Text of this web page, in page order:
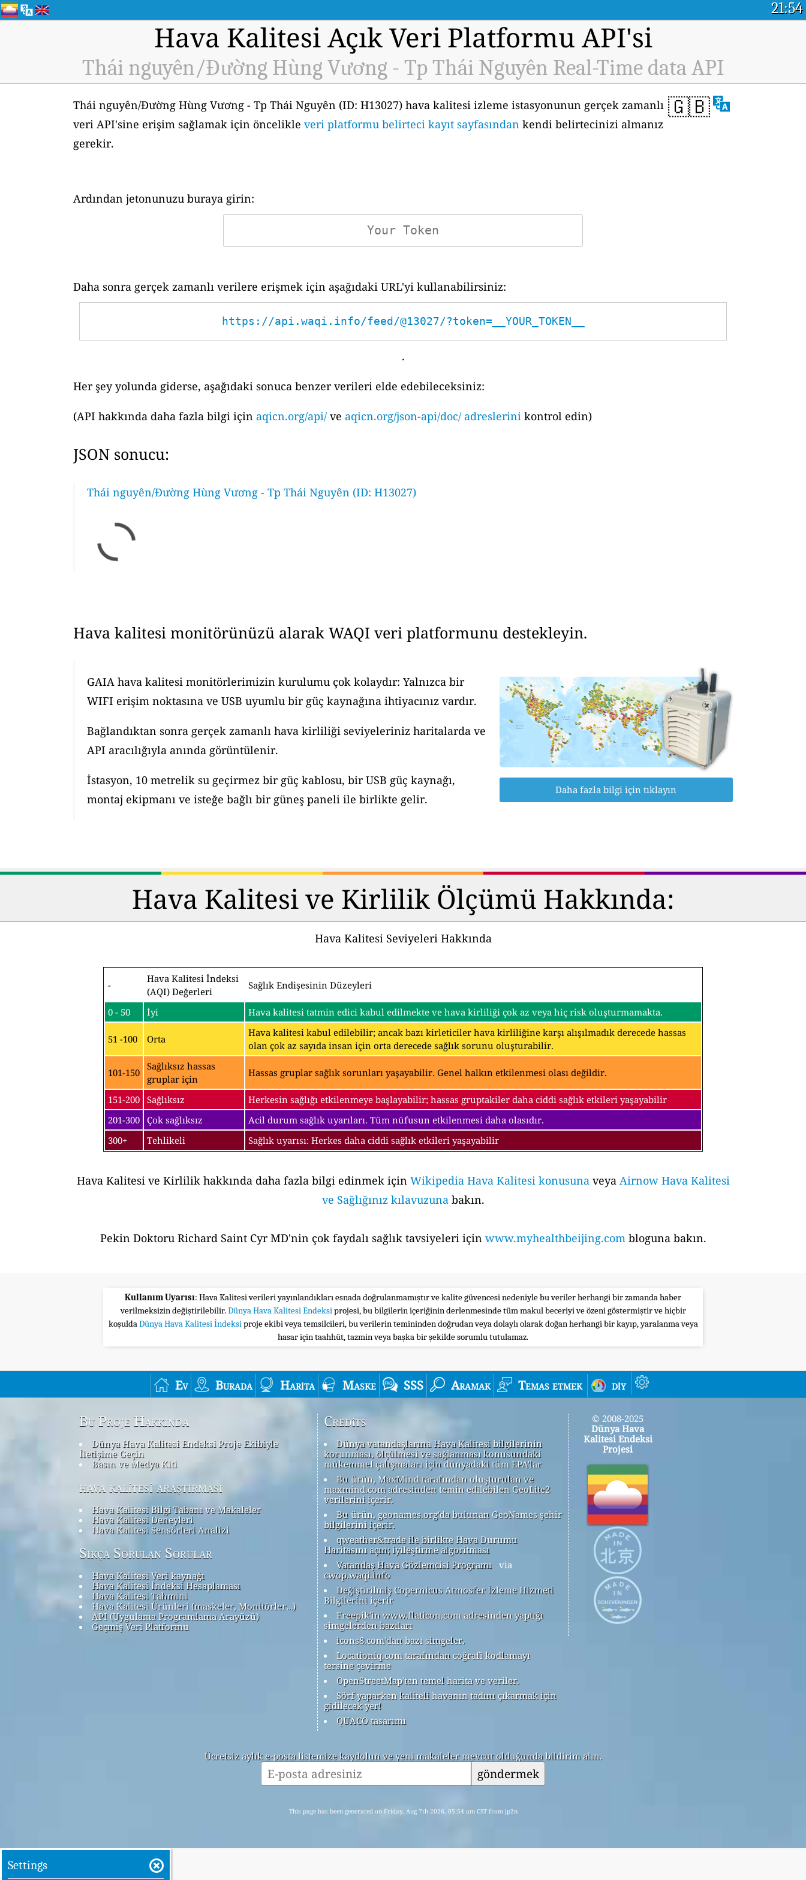
21:54
Hava Kalitesi Açık Veri Platformu API'si
Thái nguyên/Đường Hùng Vương - Tp Thái Nguyên Real-Time data API
🇬🇧
Thái nguyên/Đường Hùng Vương - Tp Thái Nguyên (ID: H13027) hava kalitesi izleme istasyonunun gerçek zamanlı
veri API'sine erişim sağlamak için öncelikle veri platformu belirteci kayıt sayfasından kendi belirtecinizi almanız
gerekir.
Ardından jetonunuzu buraya girin:
Daha sonra gerçek zamanlı verilere erişmek için aşağıdaki URL'yi kullanabilirsiniz:
https://api.waqi.info/feed/@13027/?token=__YOUR_TOKEN__
.
Her şey yolunda giderse, aşağıdaki sonuca benzer verileri elde edebileceksiniz:
(API hakkında daha fazla bilgi için aqicn.org/api/ ve aqicn.org/json-api/doc/ adreslerini kontrol edin)
JSON sonucu:
Thái nguyên/Đường Hùng Vương - Tp Thái Nguyên (ID: H13027)
Hava kalitesi monitörünüzü alarak WAQI veri platformunu destekleyin.
GAIA hava kalitesi monitörlerimizin kurulumu çok kolaydır: Yalnızca bir
WIFI erişim noktasına ve USB uyumlu bir güç kaynağına ihtiyacınız vardır.
Bağlandıktan sonra gerçek zamanlı hava kirliliği seviyeleriniz haritalarda ve
API aracılığıyla anında görüntülenir.
İstasyon, 10 metrelik su geçirmez bir güç kablosu, bir USB güç kaynağı,
montaj ekipmanı ve isteğe bağlı bir güneş paneli ile birlikte gelir.
Daha fazla bilgi için tıklayın
Hava Kalitesi ve Kirlilik Ölçümü Hakkında:
Hava Kalitesi Seviyeleri Hakkında
-
Hava Kalitesi İndeksi
(AQI) Değerleri
Sağlık Endişesinin Düzeyleri
0 - 50 İyi Hava kalitesi tatmin edici kabul edilmekte ve hava kirliliği çok az veya hiç risk oluşturmamakta.
51 -100 Orta
Hava kalitesi kabul edilebilir; ancak bazı kirleticiler hava kirliliğine karşı alışılmadık derecede hassas
olan çok az sayıda insan için orta derecede sağlık sorunu oluşturabilir.
101-150
Sağlıksız hassas
gruplar için
Hassas gruplar sağlık sorunları yaşayabilir. Genel halkın etkilenmesi olası değildir.
151-200 Sağlıksız
Herkesin sağlığı etkilenmeye başlayabilir; hassas gruptakiler daha ciddi sağlık etkileri yaşayabilir
201-300 Çok sağlıksız
Acil durum sağlık uyarıları. Tüm nüfusun etkilenmesi daha olasıdır.
300+
Tehlikeli Sağlık uyarısı: Herkes daha ciddi sağlık etkileri yaşayabilir
Hava Kalitesi ve Kirlilik hakkında daha fazla bilgi edinmek için Wikipedia Hava Kalitesi konusunaveya Airnow Hava Kalitesi
ve Sağlığınız kılavuzunabakın.
Pekin Doktoru Richard Saint Cyr MD'nin çok faydalı sağlık tavsiyeleri için www.myhealthbeijing.combloguna bakın.
Kullanım Uyarısı: Hava Kalitesi verileri yayınlandıkları esnada doğrulanmamıştır ve kalite güvencesi nedeniyle bu veriler herhangi bir zamanda haber
verilmeksizin değiştirilebilir.Dünya Hava Kalitesi Endeksiprojesi, bu bilgilerin içeriğinin derlenmesinde tüm makul beceriyi ve özeni göstermiştir ve hiçbir
koşuldaDünya Hava Kalitesi İndeksiproje ekibi veya temsilcileri, bu verilerin temininden doğrudan veya dolaylı olarak doğan herhangi bir kayıp, yaralanma veya
hasar için taahhüt, tazmin veya başka bir şekilde sorumlu tutulamaz.
Ev Burada Harita Maske SSS Aramak Temas etmek diy
Bu Proje Hakkında
Dünya Hava Kalitesi Endeksi Proje Ekibiyle
İletişime Geçin
Basın ve Medya Kiti
hava kalitesi araştırması
Hava Kalitesi Bilgi Tabanı ve Makaleler
Hava Kalitesi Deneyleri
Hava Kalitesi Sensörleri Analizi
Sıkça Sorulan Sorular
Hava Kalitesi Veri kaynağı
Hava Kalitesi İndeksi Hesaplaması
Hava Kalitesi Tahmini
Hava Kalitesi Ürünleri (maskeler, Monitörler…)
API (Uygulama Programlama Arayüzü)
Geçmiş Veri Platformu
Credits
Dünya vatandaşlarına Hava Kalitesi bilgilerinin
korunması, ölçülmesi ve sağlanması konusundaki
mükemmel çalışmaları için dünyadaki tüm EPA'lar
Bu ürün, MaxMind tarafından oluşturulan ve
maxmind.com adresinden temin edilebilen GeoLite2
verilerini içerir.
Bu ürün, geonames.org'da bulunan GeoNames şehir
bilgilerini içerir.
qweather&trade ile birlikte Hava Durumu
Haritasını açın; iyileştirme algoritması
Vatandaş Hava Gözlemcisi Programı via
cwop.waqi.info
Değiştirilmiş Copernicus Atmosfer İzleme Hizmeti
Bilgilerini içerir
Freepik'in www.flaticon.com adresinden yaptığı
simgelerden bazıları
icons8.com'dan bazı simgeler.
Locationiq.com tarafından coğrafi kodlamayı
tersine çevirme
OpenStreetMap'ten temel harita ve veriler.
Sörf yaparken kaliteli havanın tadını çıkarmak için
gidilecek yer!
QUACO tasarımı
© 2008-2025
Dünya Hava
Kalitesi Endeksi
Projesi
Ücretsiz aylık e-posta listemize kaydolun ve yeni makaleler mevcut olduğunda bildirim alın.
göndermek
This page has been generated on Friday, Aug 7th 2026, 05:54 am CST from jp2n
Settings